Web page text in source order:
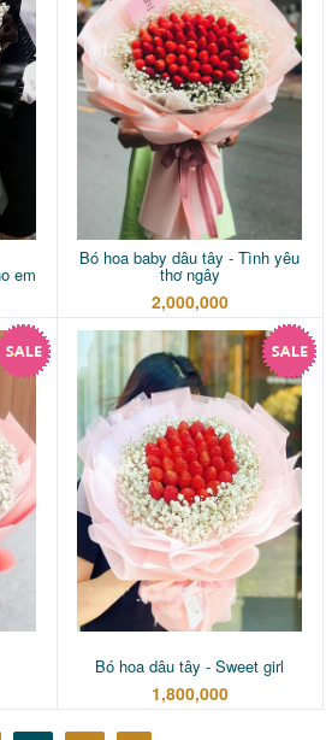
em
Bó hoa baby dâu tây - Tình yêu
thơ ngây
2,000,000
Bó hoa dâu tây - Sweet girl
1,800,000